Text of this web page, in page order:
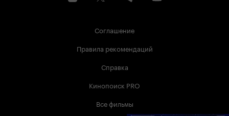
Соглашение
Правила рекомендаций
Справка
Кинопоиск PRO
Все фильмы